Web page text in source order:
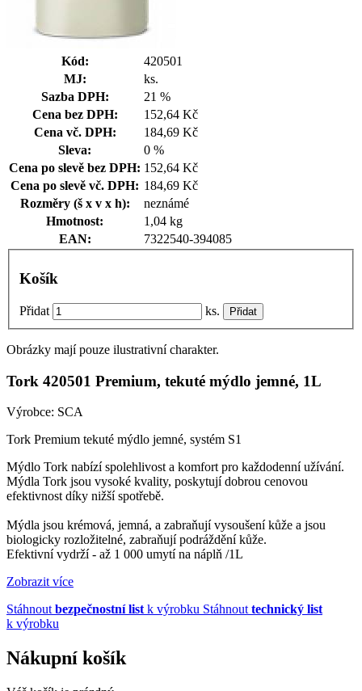
Kód:
420501
MJ:
ks.
Sazba DPH:
21 %
Cena bez DPH:
152,64 Kč
Cena vč. DPH:
184,69 Kč
Sleva:
0 %
Cena po slevě bez DPH: 152,64 Kč
Cena po slevě vč. DPH: 184,69 Kč
Rozměry (š x v x h):
neznámé
Hmotnost:
1,04 kg
EAN:
7322540-394085
Košík
Přidat ks.
Obrázky mají pouze ilustrativní charakter.
Tork 420501 Premium, tekuté mýdlo jemné, 1L
Výrobce: SCA
Tork Premium tekuté mýdlo jemné, systém S1
Mýdlo Tork nabízí spolehlivost a komfort pro každodenní užívání.
Mýdla Tork jsou vysoké kvality, poskytují dobrou cenovou
efektivnost díky nižší spotřebě.
Mýdla jsou krémová, jemná, a zabraňují vysoušení kůže a jsou
biologicky rozložitelné, zabraňují podráždění kůže.
Efektivní vydrží - až 1 000 umytí na náplň /1L
Zobrazit více
Stáhnoutbezpečnostní listk výrobku Stáhnouttechnický list
k výrobku
Nákupní košík